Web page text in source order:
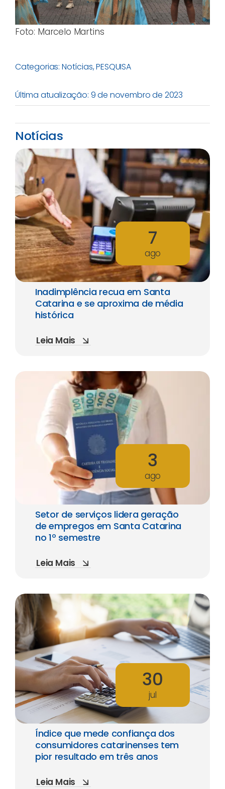
Foto: Marcelo Martins
Categorias: Notícias,PESQUISA
Última atualização: 9 de novembro de 2023
Notícias
7
ago
Inadimplência recua em Santa
Catarina e se aproxima de média
histórica
Leia Mais
3
ago
Setor de serviços lidera geração
de empregos em Santa Catarina
no 1º semestre
Leia Mais
30
jul
Índice que mede confiança dos
consumidores catarinenses tem
pior resultado em três anos
Leia Mais